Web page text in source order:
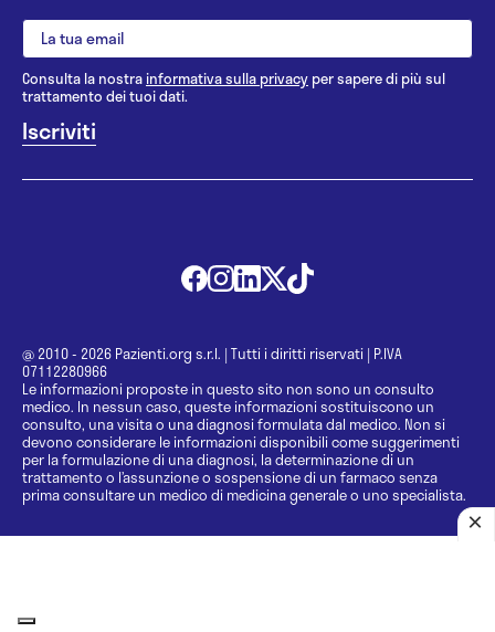
Consulta la nostrainformativa sulla privacy per sapere di più sul
trattamento dei tuoi dati.
@ 2010 - 2026 Pazienti.org s.r.l. | Tutti i diritti riservati | P.IVA
07112280966
Le informazioni proposte in questo sito non sono un consulto
medico. In nessun caso, queste informazioni sostituiscono un
consulto, una visita o una diagnosi formulata dal medico. Non si
devono considerare le informazioni disponibili come suggerimenti
per la formulazione di una diagnosi, la determinazione di un
trattamento o l’assunzione o sospensione di un farmaco senza
prima consultare un medico di medicina generale o uno specialista.